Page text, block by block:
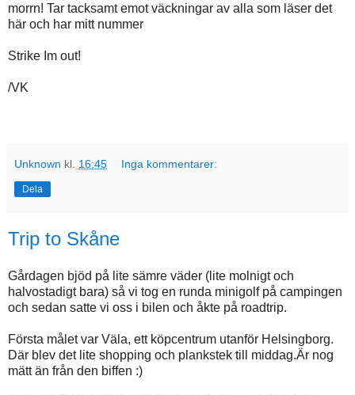
morrn! Tar tacksamt emot väckningar av alla som läser det
här och har mitt nummer
Strike Im out!
/VK
Unknown kl. 16:45 Inga kommentarer:
Dela
Trip to Skåne
Gårdagen bjöd på lite sämre väder (lite molnigt och
halvostadigt bara) så vi tog en runda minigolf på campingen
och sedan satte vi oss i bilen och åkte på roadtrip.
Första målet var Väla, ett köpcentrum utanför Helsingborg.
Där blev det lite shopping och plankstek till middag.Är nog
mätt än från den biffen :)